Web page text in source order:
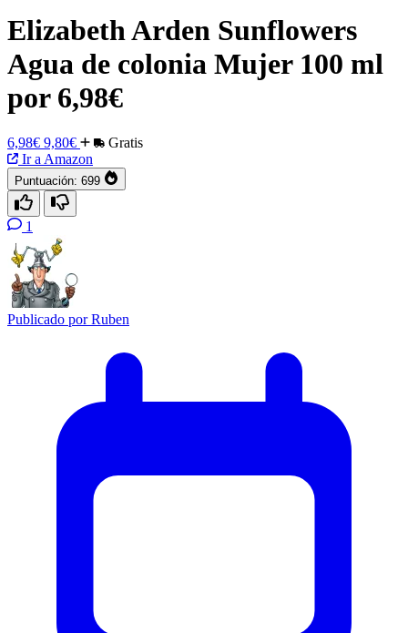
Elizabeth Arden Sunflowers
Agua de colonia Mujer 100 ml
por 6,98€
6,98€ 9,80€
Gratis
Ir a Amazon
Puntuación: 699
1
Publicado porRuben